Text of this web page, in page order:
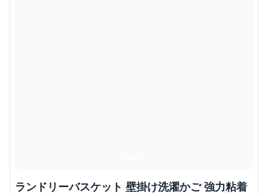
ランドリーバスケット 壁掛け洗濯かご 強力粘着